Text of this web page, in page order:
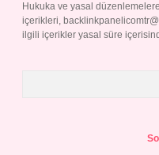
Hukuka ve yasal
içerikleri,
ilgili içerikler yasal süre